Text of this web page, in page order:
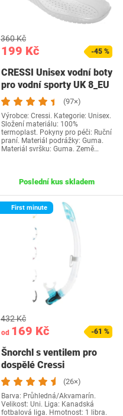
199 Kč
360 Kč
-45 %
CRESSI Unisex vodní boty
pro vodní sporty UK 8_EU
42 Light
(97×)
Výrobce: Cressi. Kategorie: Unisex.
Složení materiálu: 100%
termoplast. Pokyny pro péči: Ruční
praní. Materiál podrážky: Guma.
Materiál svršku: Guma. Země…
Poslední kus skladem
First minute
od 169 Kč
432 Kč
-61 %
Šnorchl s ventilem pro
dospělé Cressi
(26×)
Barva: Průhledná/Akvamarín.
Velikost: ‎Uni. Liga: ‎Kanadská
fotbalová liga. Hmotnost: 1 libra.